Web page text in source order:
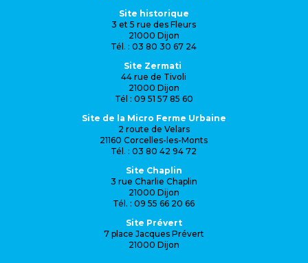
Site historique
3 et 5 rue des Fleurs
21000 Dijon
Tél. : 03 80 30 67 24
Site Zermati
44 rue de Tivoli
21000 Dijon
Tél : 09 51 57 85 60
Site de la Micro Ferme Urbaine
2 route de Velars
21160 Corcelles-les-Monts
Tél. : 03 80 42 94 72
Site Chaplin
3 rue Charlie Chaplin
21000 Dijon
Tél. : 09 55 66 20 66
Site Prévert
7 place Jacques Prévert
21000 Dijon